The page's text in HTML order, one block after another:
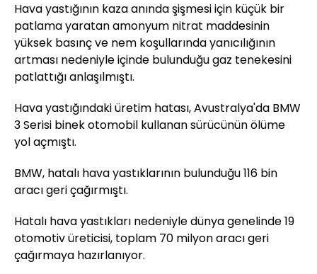
Hava yastığının kaza anında şişmesi için küçük bir
patlama yaratan amonyum nitrat maddesinin
yüksek basınç ve nem koşullarında yanıcılığının
artması nedeniyle içinde bulunduğu gaz tenekesini
patlattığı anlaşılmıştı.
Hava yastığındaki üretim hatası, Avustralya'da BMW
3 Serisi binek otomobil kullanan sürücünün ölüme
yol açmıştı.
BMW, hatalı hava yastıklarının bulunduğu 116 bin
aracı geri çağırmıştı.
Hatalı hava yastıkları nedeniyle dünya genelinde 19
otomotiv üreticisi, toplam 70 milyon aracı geri
çağırmaya hazırlanıyor.